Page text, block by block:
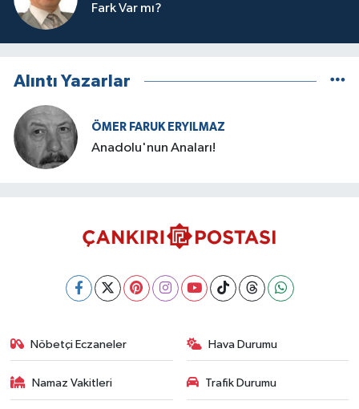
Fark Var mı?
Alıntı Yazarlar
ÖMER FARUK ERYILMAZ
Anadolu'nun Anaları!
Nöbetçi Eczaneler Hava Durumu
Namaz Vakitleri Trafik Durumu